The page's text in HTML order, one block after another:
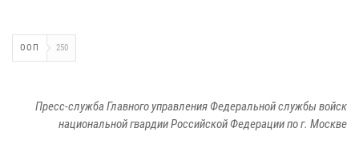
ООП 250
Пресс-служба Главного управления Федеральной службы войск
национальной гвардии Российской Федерации по г. Москве